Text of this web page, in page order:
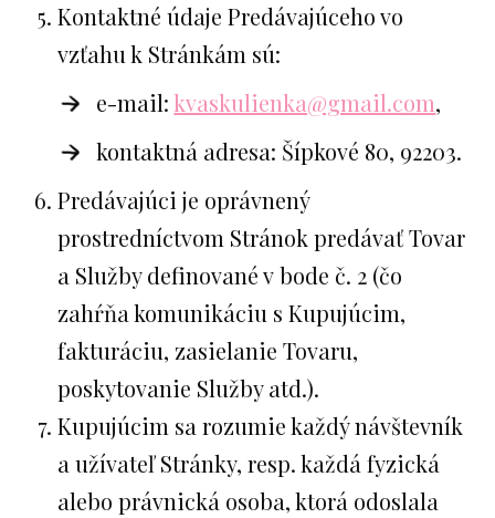
Kontaktné údaje Predávajúceho vo
vzťahu k Stránkám sú:
e-mail:kvaskulienka@gmail.com,
kontaktná adresa: Šípkové 80, 92203.
Predávajúci je oprávnený
prostredníctvom Stránok predávať Tovar
a Služby definované v bode č. 2 (čo
zahŕňa komunikáciu s Kupujúcim,
fakturáciu, zasielanie Tovaru,
poskytovanie Služby atd.).
Kupujúcim sa rozumie každý návštevník
a užívateľ Stránky, resp. každá fyzická
alebo právnická osoba, ktorá odoslala